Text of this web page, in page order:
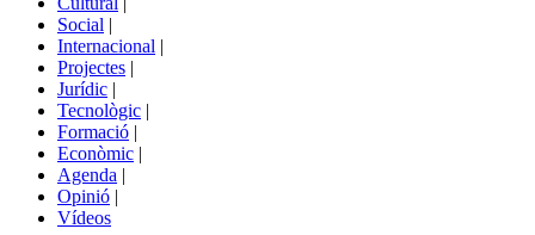
Social |
Internacional |
Projectes |
Jurídic |
Tecnològic |
Formació |
Econòmic |
Agenda |
Opinió |
Vídeos